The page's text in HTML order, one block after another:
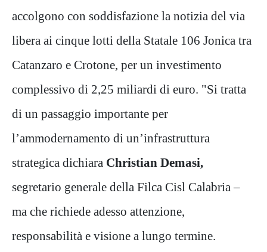
accolgono con soddisfazione la notizia del via
libera ai cinque lotti della Statale 106 Jonica tra
Catanzaro e Crotone, per un investimento
complessivo di 2,25 miliardi di euro. "Si tratta
di un passaggio importante per
l’ammodernamento di un’infrastruttura
strategica dichiara Christian Demasi,
segretario generale della Filca Cisl Calabria –
ma che richiede adesso attenzione,
responsabilità e visione a lungo termine.